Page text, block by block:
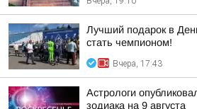
Лучший подарок в
стать чемпионом!
Вчера, 17:43
Астрологи
зодиака на 9 августа